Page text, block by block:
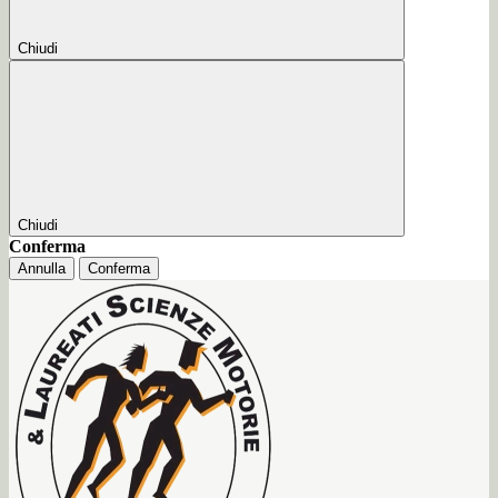
Chiudi
Chiudi
Conferma
Annulla Conferma